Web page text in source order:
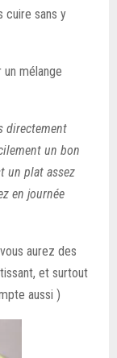
cuire sans y
mélange
directement
un bon
un plat assez
en journée
aurez des
et surtout
aussi )